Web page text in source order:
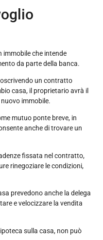
immobile che intende
da parte della banca.
un contratto
casa, il proprietario avrà il
immobile.
mutuo ponte breve, in
anche di trovare un
fissata nel contratto,
rinegoziare le condizioni,
prevedono anche la delega
e velocizzare la vendita
sulla casa, non può